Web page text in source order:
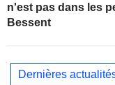
n'est pas dans les
Bessent
Dernières